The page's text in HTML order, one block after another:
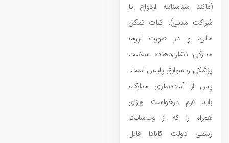
(مانند شناسنامه ازدواج یا
شراکت مدنی)، اثبات تمکن
مالی، و در صورت لزوم،
مدارکی نشان‌دهنده سلامت
پزشکی و سوابق پلیس است.
پس از آماده‌سازی مدارک،
باید فرم درخواست ویزای
همراه را که از وب‌سایت
رسمی دولت کانادا قابل